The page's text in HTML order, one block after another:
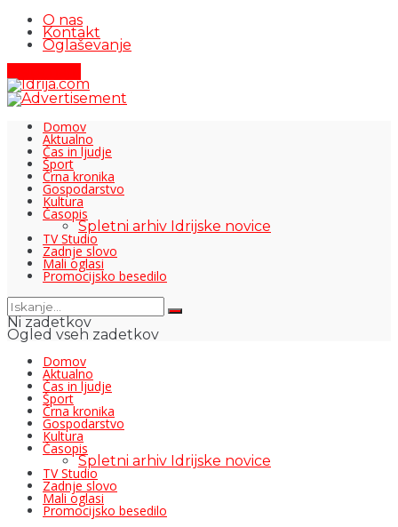
O nas
Kontakt
Oglaševanje
Domov
Aktualno
Čas in ljudje
Šport
Črna kronika
Gospodarstvo
Kultura
Časopis
Spletni arhiv Idrijske novice
TV Studio
Zadnje slovo
Mali oglasi
Promocijsko besedilo
Ni zadetkov
Ogled vseh zadetkov
Domov
Aktualno
Čas in ljudje
Šport
Črna kronika
Gospodarstvo
Kultura
Časopis
Spletni arhiv Idrijske novice
TV Studio
Zadnje slovo
Mali oglasi
Promocijsko besedilo